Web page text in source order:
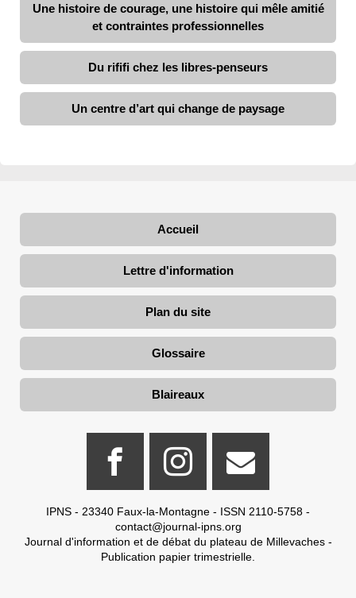
Une histoire de courage, une histoire qui mêle amitié
et contraintes professionnelles
Du rififi chez les libres-penseurs
Un centre d’art qui change de paysage
Accueil
Lettre d'information
Plan du site
Glossaire
Blaireaux
IPNS - 23340 Faux-la-Montagne - ISSN 2110-5758 -
contact@journal-ipns.org
Journal d'information et de débat du plateau de Millevaches -
Publication papier trimestrielle.